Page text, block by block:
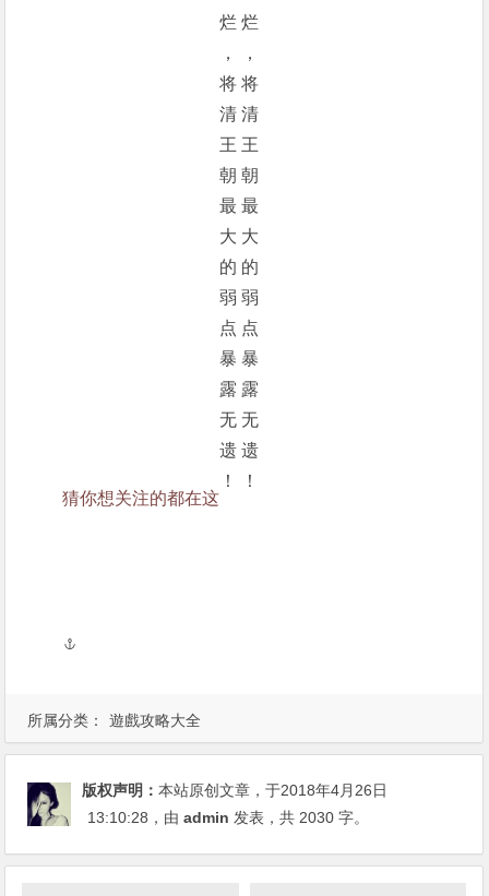
所属分类： 遊戲攻略大全
猜你想关注的都在这
版权声明：本站原创文章，于2018年4月26日
13:10:28 ，由admin 发表，共 2030 字。